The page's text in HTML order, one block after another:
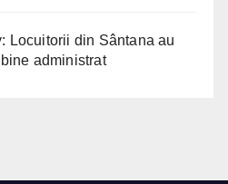
Locuitorii din Sântana au
administrat